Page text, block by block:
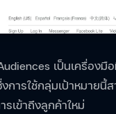
เป็นเครื่อง
ารใช้กลุ่มเป้าหมายนี้ส
รเข้าถึงลูกค้าใหม่